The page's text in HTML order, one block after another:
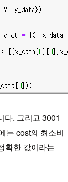
다. ​그리고 3001
는 cost의 최소비
확한 값이라는